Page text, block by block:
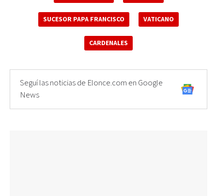
SUCESOR PAPA FRANCISCO VATICANO
CARDENALES
Seguí las noticias de Elonce.com en Google
News